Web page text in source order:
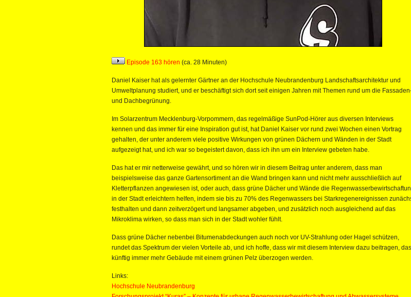
Episode 163 hören (ca. 28 Minuten)
Daniel Kaiser hat als gelernter Gärtner an der Hochschule Neubrandenburg Landschaftsarchitektur und
Umweltplanung studiert, und er beschäftigt sich dort seit einigen Jahren mit Themen rund um die
und Dachbegrünung.
Im Solarzentrum Mecklenburg-Vorpommern, das regelmäßige SunPod-Hörer aus diversen Interviews
kennen und das immer für eine Inspiration gut ist, hat Daniel Kaiser vor rund zwei Wochen einen Vortrag
gehalten, der unter anderem viele positive Wirkungen von grünen Dächern und Wänden in der Stadt
aufgezeigt hat, und ich war so begeistert davon, dass ich ihn um ein Interview gebeten habe.
Das hat er mir netterweise gewährt, und so hören wir in diesem Beitrag unter anderem, dass man
beispielsweise das ganze Gartensortiment an die Wand bringen kann und nicht mehr ausschließlich auf
Kletterpflanzen angewiesen ist, oder auch, dass grüne Dächer und Wände die
in der Stadt erleichtern helfen, indem sie bis zu 70% des Regenwassers bei Starkregenereignissen
festhalten und dann zeitverzögert und langsamer abgeben, und zusätzlich noch ausgleichend auf das
Mikroklima wirken, so dass man sich in der Stadt wohler fühlt.
Dass grüne Dächer nebenbei Bitumenabdeckungen auch noch vor UV-Strahlung oder Hagel schützen,
rundet das Spektrum der vielen Vorteile ab, und ich hoffe, dass wir mit diesem Interview dazu beitragen,
künftig immer mehr Gebäude mit einem grünen Pelz überzogen werden.
Links:
Hochschule Neubrandenburg